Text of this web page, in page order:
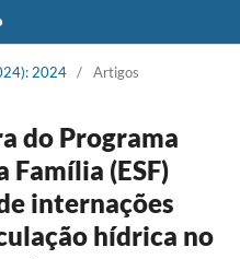
2024 / Artigos
do Programa
Família (ESF)
internações
hídrica no